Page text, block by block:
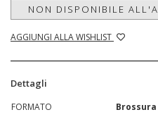
NON DISPONIBILE
AGGIUNGI ALLA WISHLIST
Dettagli
FORMATO
Brossura